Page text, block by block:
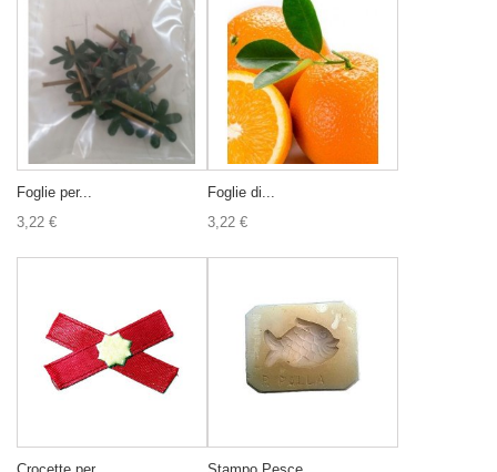
Foglie per...
3,22 €
Foglie di...
3,22 €